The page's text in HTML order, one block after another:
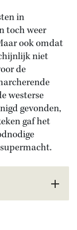
in
toch weer
ook omdat
niet
de
westerse
gevonden,
gaf het